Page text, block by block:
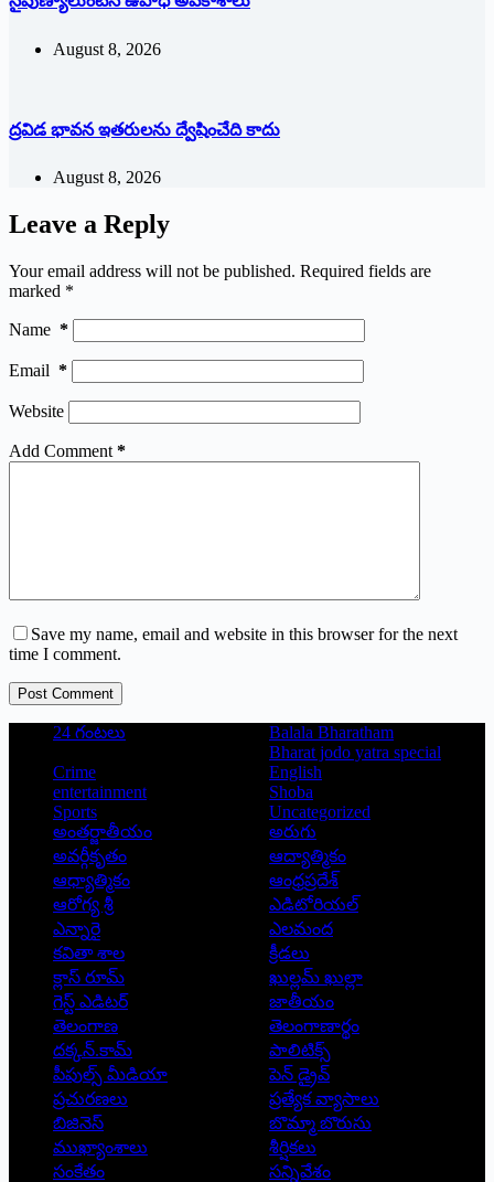
August 8, 2026
ద్రవిడ భావన ఇతరులను ద్వేషించేది కాదు
August 8, 2026
Leave a Reply
Your email address will not be published. Required fields are
marked *
Name *
Email *
Website
Add Comment *
Save my name, email and website in this browser for the next
time I comment.
Post Comment
24 గంటలు
Balala Bharatham
Bharat jodo yatra special
Crime
English
entertainment
Shoba
Sports
Uncategorized
అంతర్జాతీయం
అరుగు
అవర్గీకృతం
ఆద్యాత్మికం
ఆధ్యాత్మికం
ఆంధ్రప్రదేశ్
ఆరోగ్య శ్రీ
ఎడిటోరియల్
ఎన్నారై
ఎలమంద
కవితా శాల
క్రీడలు
క్లాస్ రూమ్
ఖుల్లమ్ ఖుల్లా
గెస్ట్ ఎడిటర్
జాతీయం
తెలంగాణ
తెలంగాణార్థం
దక్కన్.కామ్
పాలిటిక్స్
పీపుల్స్ ‌మీడియా
పెన్ డ్రైవ్
ప్రచురణలు
ప్రత్యేక వ్యాసాలు
బిజినెస్
బొమ్మా బొరుసు
ముఖ్యాంశాలు
శీర్షికలు
సంకేతం
సన్నివేశం